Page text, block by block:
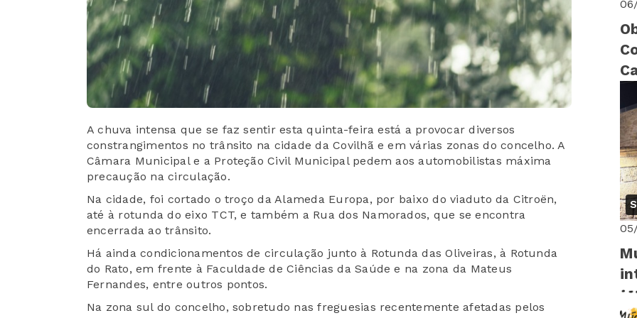
A chuva intensa que se faz sentir esta quinta-feira está a provocar diversos
constrangimentos no trânsito na cidade da Covilhã e em várias zonas do concelho. A
Câmara Municipal e a Proteção Civil Municipal pedem aos automobilistas máxima
precaução na circulação.
Na cidade, foi cortado o troço da Alameda Europa, por baixo do viaduto da Citroën,
até à rotunda do eixo TCT, e também a Rua dos Namorados, que se encontra
encerrada ao trânsito.
Há ainda condicionamentos de circulação junto à Rotunda das Oliveiras, à Rotunda
do Rato, em frente à Faculdade de Ciências da Saúde e na zona da Mateus
Fernandes, entre outros pontos.
Na zona sul do concelho, sobretudo nas freguesias recentemente afetadas pelos